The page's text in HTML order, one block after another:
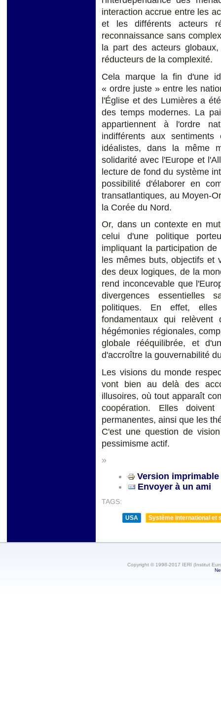
interaction accrue entre les
et les différents acteurs
reconnaissance sans
la part des acteurs
réducteurs de la complexité.
Cela marque la fin d'une
« ordre juste » entre les
l'Église et des Lumières a
des temps modernes. La
appartiennent à l'ordre
indifférents aux
idéalistes, dans la même
solidarité avec l'Europe et
lecture de fond du système
possibilité d'élaborer en
transatlantiques, au Moyen-
la Corée du Nord.
Or, dans un contexte en
celui d'une politique
impliquant la participation
les mêmes buts, objectifs et
des deux logiques, de la
rend inconcevable que
divergences essentielles
politiques. En effet,
fondamentaux qui
hégémonies régionales,
globale rééquilibrée, et
d'accroître la gouvernabilité
Les visions du monde
vont bien au delà des
illusoires, où tout apparaît
coopération. Elles
permanentes, ainsi que les
C'est une question de
pessimisme actif.
»
Version imprimable
Envoyer à un ami
TAGS:
USA Système international et
Copyright © 1998-2017 IERI (Institut